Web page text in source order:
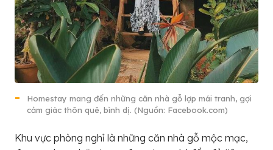
Homestay mang đến những căn nhà gỗ lợp mái tranh, gợi
cảm giác thôn quê, bình dị. (Nguồn: Facebook.com)
Khu vực phòng nghỉ là những căn nhà gỗ mộc mạc,